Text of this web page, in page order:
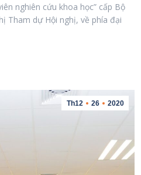
nghiên cứu khoa học” cấp Bộ
Tham dự Hội nghị, về phía đại
Th12 26 2020